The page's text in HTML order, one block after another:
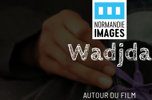
Skip to main content
Wadjda
AUTOUR DU FILM
Panneau de gestion des cookies